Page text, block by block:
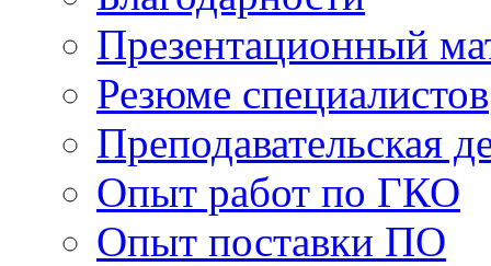
Презентационный
Резюме специалистов
Преподавательская
Опыт работ по ГКО
Опыт поставки ПО